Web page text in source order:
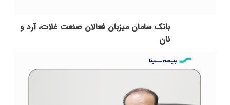
بانک سامان میزبان فعالان صنعت غلات، آرد و
نان